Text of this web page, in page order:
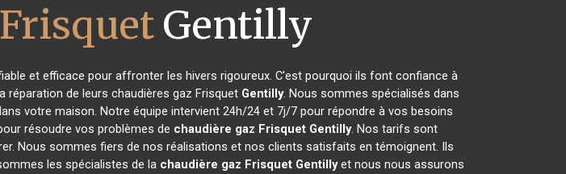
Gentilly
et efficace pour affronter les hivers rigoureux. C'est pourquoi ils font confiance à
réparation de leurs chaudières gaz Frisquet Gentilly. Nous sommes spécialisés dans
votre maison. Notre équipe intervient 24h/24 et 7j/7 pour répondre à vos besoins
résoudre vos problèmes de chaudière gaz Frisquet Gentilly. Nos tarifs sont
Nous sommes fiers de nos réalisations et nos clients satisfaits en témoignent. Ils
les spécialistes de la chaudière gaz Frisquet Gentillyet nous nous assurons